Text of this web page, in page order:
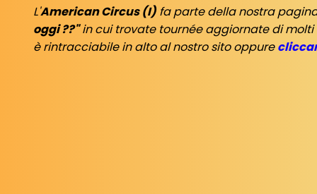
L'American Circus (I) fa parte della nostra
oggi ??"in cui trovate tournée aggiornate di molti
è rintracciabile in alto al nostro sito oppure